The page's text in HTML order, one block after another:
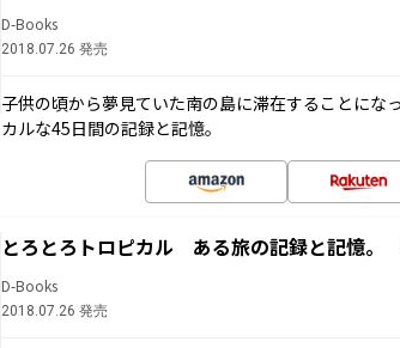
D-Books
2018.07.26 発売
子供の頃から夢見ていた南の島に滞在することにな
カルな45日間の記録と記憶。
とろとろトロピカル ある旅の記録と記憶
D-Books
2018.07.26 発売